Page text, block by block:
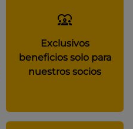
Exclusivos
beneficios solo para
nuestros socios